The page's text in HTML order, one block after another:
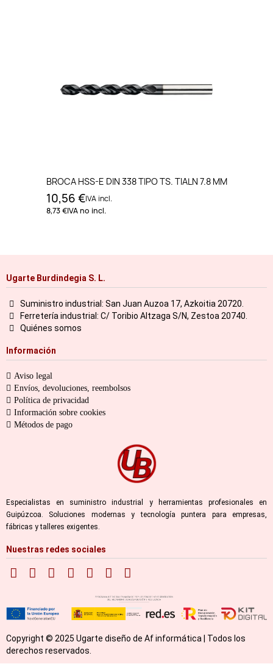
BROCA HSS-E DIN 338 TIPO TS. TIALN 7.8 MM
10,56 €IVA incl.
8,73 €IVA no incl.
Ugarte Burdindegia S. L.
Suministro industrial: San Juan Auzoa 17, Azkoitia 20720.
Ferretería industrial: C/ Toribio Altzaga S/N, Zestoa 20740.
Quiénes somos
Información
Aviso legal
Envíos, devoluciones, reembolsos
Política de privacidad
Información sobre cookies
Métodos de pago
Especialistas en suministro industrial y herramientas profesionales en
Guipúzcoa. Soluciones modernas y tecnología puntera para empresas,
fábricas y talleres exigentes.
Nuestras redes sociales
Copyright © 2025 Ugarte diseño de Af informática | Todos los
derechos reservados.